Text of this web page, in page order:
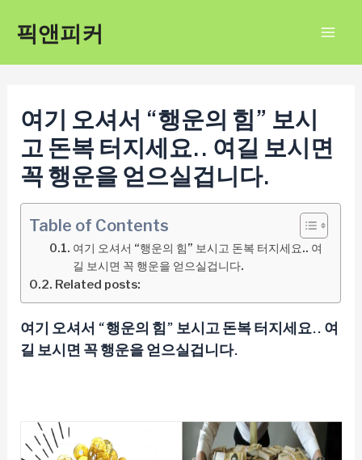
픽앤피커
여기 오셔서 “행운의 힘” 보시
고 돈복 터지세요.. 여길 보시면
꼭 행운을 얻으실겁니다.
Table of Contents
여기 오셔서 “행운의 힘” 보시고 돈복 터지세요.. 여
길 보시면 꼭 행운을 얻으실겁니다.
Related posts:
여기 오셔서 “행운의 힘” 보시고 돈복 터지세요.. 여
길 보시면 꼭 행운을 얻으실겁니다.